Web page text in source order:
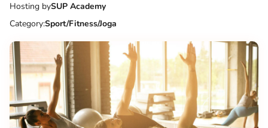
Get the App:
Hosting bySUP Academy
Category:Sport/Fitness/Joga